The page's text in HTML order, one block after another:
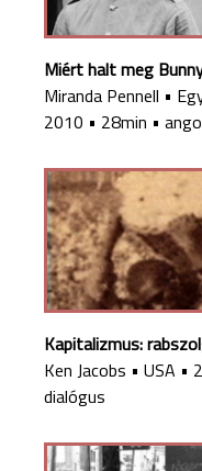
Miért halt meg
Miranda Pennell •
2010 • 28min •
Kapitalizmus:
Ken Jacobs • USA •
dialógus